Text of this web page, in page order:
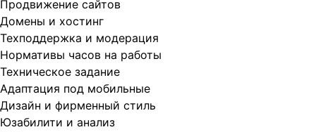
Продвижение сайтов
Домены и хостинг
Техподдержка и модерация
Нормативы часов на работы
Техническое задание
Адаптация под мобильные
Дизайн и фирменный стиль
Юзабилити и анализ